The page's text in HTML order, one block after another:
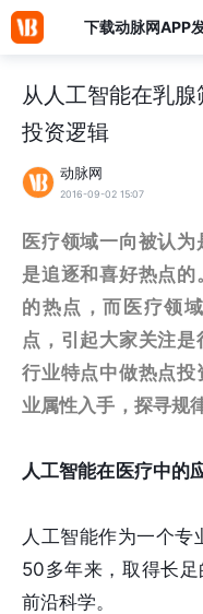
下载动脉网APP
从人工智能在乳
投资逻辑
动脉网
2016-09-02 15:07
医疗领域一向被认
是追逐和喜好热点
的热点，而医疗领
点，引起大家关注
行业特点中做热点
业属性入手，探寻规
人工智能在医疗中的
人工智能作为一个专
50多年来，取得长
前沿科学。